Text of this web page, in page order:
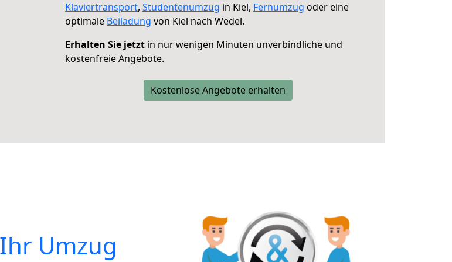
Klaviertransport, Studentenumzug in Kiel, Fernumzug oder eine
optimale Beiladung von Kiel nach Wedel.
Erhalten Sie jetzt in nur wenigen Minuten unverbindliche und
kostenfreie Angebote.
Kostenlose Angebote erhalten
Ihr Umzug